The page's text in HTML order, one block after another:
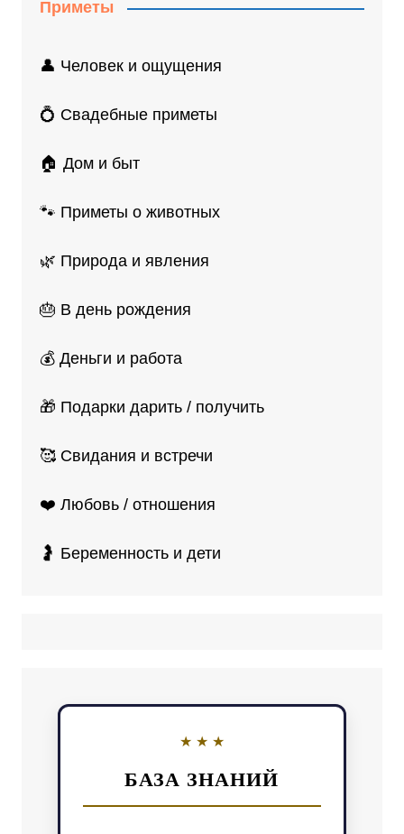
Приметы
👤 Человек и ощущения
💍 Свадебные приметы
🏠 Дом и быт
🐾 Приметы о животных
🌿 Природа и явления
🎂 В день рождения
💰 Деньги и работа
🎁 Подарки дарить / получить
🥰 Свидания и встречи
❤️ Любовь / отношения
🤰 Беременность и дети
БАЗА ЗНАНИЙ